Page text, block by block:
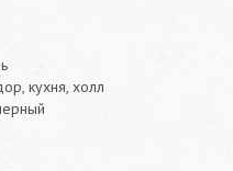
кухня, холл